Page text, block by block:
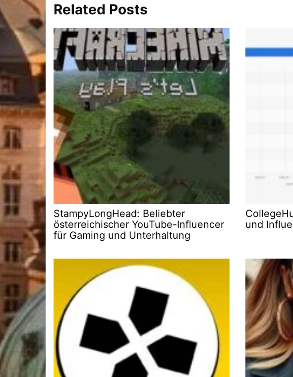
Related Posts
StampyLongHead: Beliebter
österreichischer YouTube-Influencer
für Gaming und Unterhaltung
und